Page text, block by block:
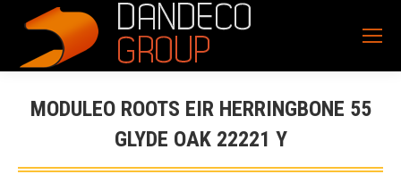
MODULEO ROOTS EIR HERRINGBONE 55
GLYDE OAK 22221 Y